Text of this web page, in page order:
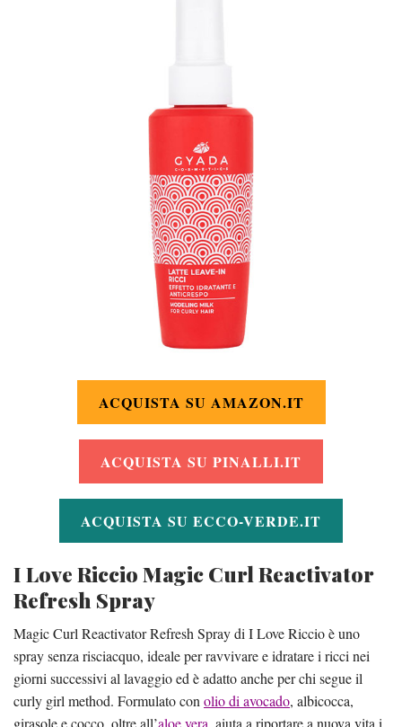
ACQUISTA SU AMAZON.IT
ACQUISTA SU PINALLI.IT
ACQUISTA SU ECCO-VERDE.IT
I Love Riccio Magic Curl Reactivator
Refresh Spray
Magic Curl Reactivator Refresh Spray di I Love Riccio è uno
spray senza risciacquo, ideale per ravvivare e idratare i ricci nei
giorni successivi al lavaggio ed è adatto anche per chi segue il
curly girl method. Formulato con olio di avocado, albicocca,
girasole e cocco, oltre all’aloe vera , aiuta a riportare a nuova vita i